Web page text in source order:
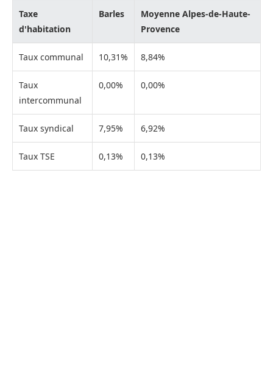
Taxe
d'habitation
Barles
Moyenne Alpes-de-Haute-
Provence
Taux communal 10,31% 8,84%
Taux
intercommunal
0,00% 0,00%
Taux syndical 7,95% 6,92%
Taux TSE 0,13% 0,13%